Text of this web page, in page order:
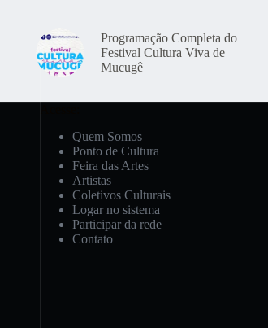
Programação Completa do
Festival Cultura Viva de
Mucugê
Quem Somos
Ponto de Cultura
Feira das Artes
Artistas
Coletivos Culturais
Logar no sistema
Participar da rede
Contato